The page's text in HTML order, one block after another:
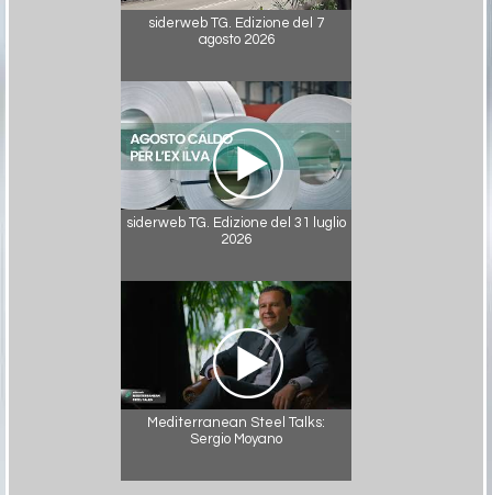
siderweb TG. Edizione del 7
agosto 2026
siderweb TG. Edizione del 31 luglio
2026
Mediterranean Steel Talks:
Sergio Moyano